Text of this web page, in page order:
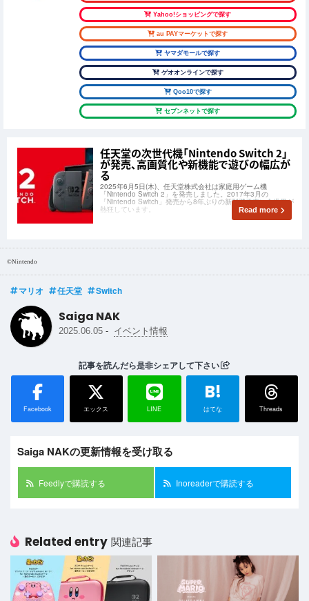
Yahoo!ショッピングで探す
au PAYマーケットで探す
ヤマダモールで探す
ゲオオンラインで探す
Qoo10で探す
セブンネットで探す
任天堂の次世代機「Nintendo Switch 2」
が発売、高画質化や新機能で遊びの幅広が
る
2025年6月5日(木)、任天堂株式会社は家庭用ゲーム機
「Nintendo Switch 2」を発売しました。2017年3月の
「Nintendo Switch」発売から8年ぶりの新型機発売に全世界が
熱狂しています。 Read more
©Nintendo
マリオ 任天堂 Switch
Saiga NAK
2025.06.05 - イベント情報
記事を読んだら是非シェアして下さい
Facebook エックス LINE
B!
はてな Threads
Saiga NAKの更新情報を受け取る
Feedlyで購読する Inoreaderで購読する
Related entry 関連記事